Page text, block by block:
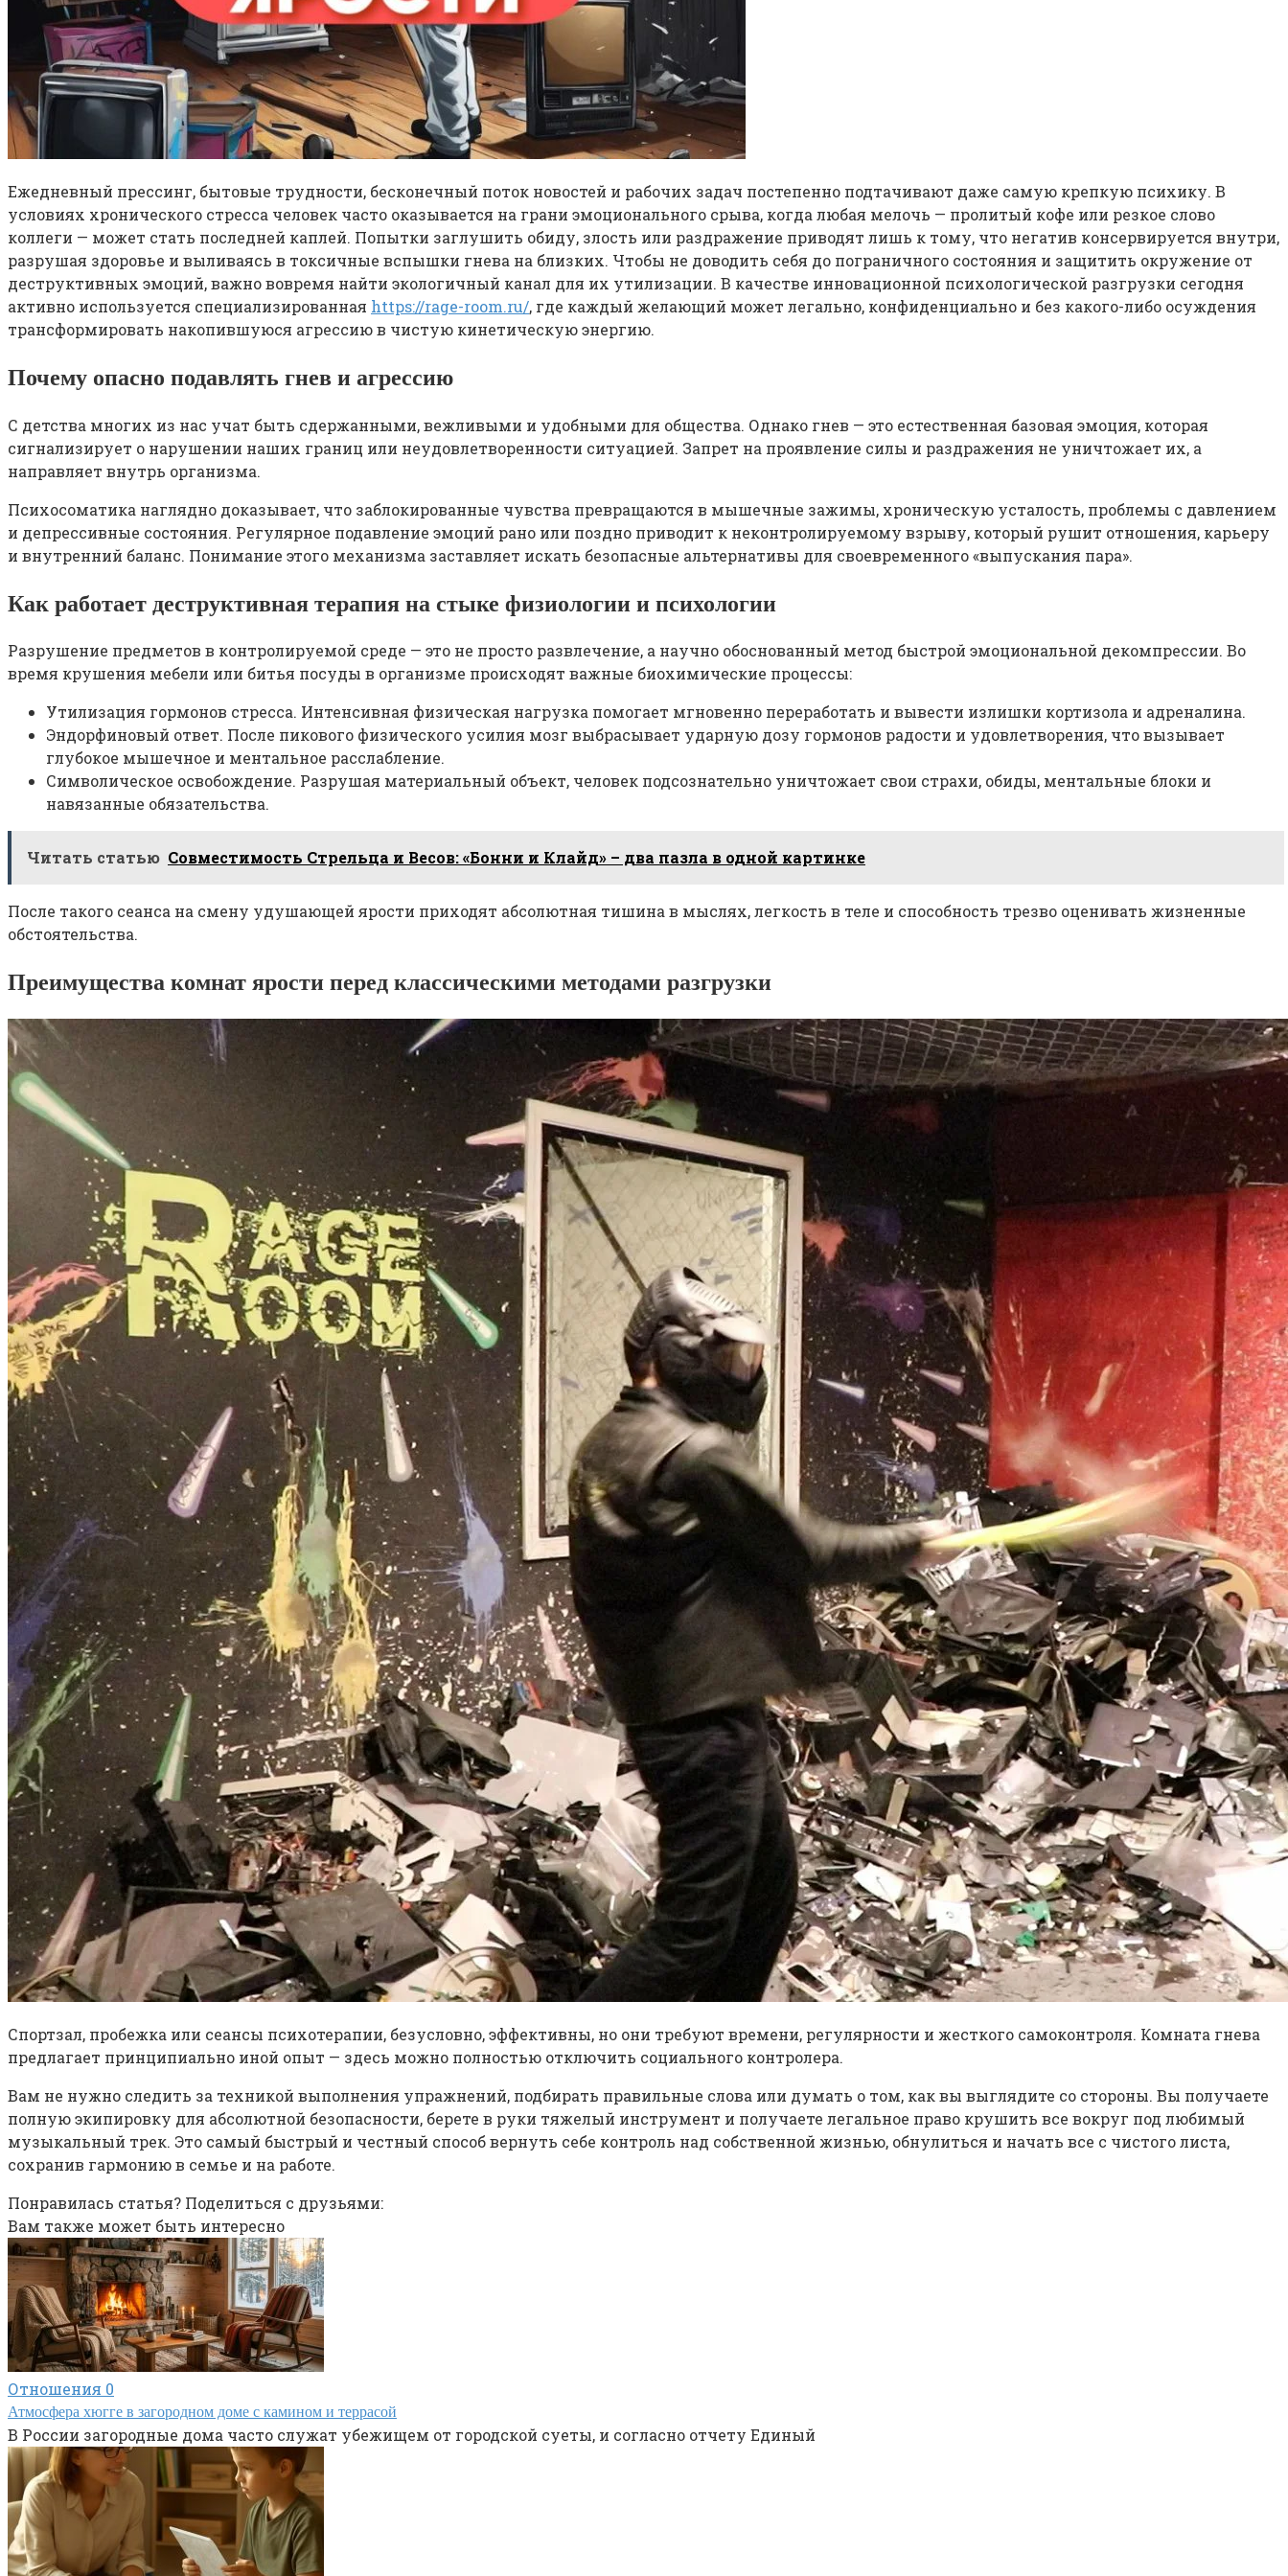
Ежедневный прессинг, бытовые трудности, бесконечный поток новостей и рабочих задач постепенно подтачивают даже самую крепкую психику. В
условиях хронического стресса человек часто оказывается на грани эмоционального срыва, когда любая мелочь — пролитый кофе или резкое слово
коллеги — может стать последней каплей. Попытки заглушить обиду, злость или раздражение приводят лишь к тому, что негатив консервируется внутри,
разрушая здоровье и выливаясь в токсичные вспышки гнева на близких. Чтобы не доводить себя до пограничного состояния и защитить окружение от
деструктивных эмоций, важно вовремя найти экологичный канал для их утилизации. В качестве инновационной психологической разгрузки сегодня
активно используется специализированная https://rage-room.ru/, где каждый желающий может легально, конфиденциально и без какого-либо осуждения
трансформировать накопившуюся агрессию в чистую кинетическую энергию.
Почему опасно подавлять гнев и агрессию
С детства многих из нас учат быть сдержанными, вежливыми и удобными для общества. Однако гнев — это естественная базовая эмоция, которая
сигнализирует о нарушении наших границ или неудовлетворенности ситуацией. Запрет на проявление силы и раздражения не уничтожает их, а
направляет внутрь организма.
Психосоматика наглядно доказывает, что заблокированные чувства превращаются в мышечные зажимы, хроническую усталость, проблемы с давлением
и депрессивные состояния. Регулярное подавление эмоций рано или поздно приводит к неконтролируемому взрыву, который рушит отношения, карьеру
и внутренний баланс. Понимание этого механизма заставляет искать безопасные альтернативы для своевременного «выпускания пара».
Как работает деструктивная терапия на стыке физиологии и психологии
Разрушение предметов в контролируемой среде — это не просто развлечение, а научно обоснованный метод быстрой эмоциональной декомпрессии. Во
время крушения мебели или битья посуды в организме происходят важные биохимические процессы:
Утилизация гормонов стресса. Интенсивная физическая нагрузка помогает мгновенно переработать и вывести излишки кортизола и адреналина.
Эндорфиновый ответ. После пикового физического усилия мозг выбрасывает ударную дозу гормонов радости и удовлетворения, что вызывает
глубокое мышечное и ментальное расслабление.
Символическое освобождение. Разрушая материальный объект, человек подсознательно уничтожает свои страхи, обиды, ментальные блоки и
навязанные обязательства.
Читать статью Совместимость Стрельца и Весов: «Бонни и Клайд» – два пазла в одной картинке
После такого сеанса на смену удушающей ярости приходят абсолютная тишина в мыслях, легкость в теле и способность трезво оценивать жизненные
обстоятельства.
Преимущества комнат ярости перед классическими методами разгрузки
Спортзал, пробежка или сеансы психотерапии, безусловно, эффективны, но они требуют времени, регулярности и жесткого самоконтроля. Комната гнева
предлагает принципиально иной опыт — здесь можно полностью отключить социального контролера.
Вам не нужно следить за техникой выполнения упражнений, подбирать правильные слова или думать о том, как вы выглядите со стороны. Вы получаете
полную экипировку для абсолютной безопасности, берете в руки тяжелый инструмент и получаете легальное право крушить все вокруг под любимый
музыкальный трек. Это самый быстрый и честный способ вернуть себе контроль над собственной жизнью, обнулиться и начать все с чистого листа,
сохранив гармонию в семье и на работе.
Понравилась статья? Поделиться с друзьями:
Вам также может быть интересно
Отношения 0
Атмосфера хюгге в загородном доме с камином и террасой
В России загородные дома часто служат убежищем от городской суеты, и согласно отчету Единый